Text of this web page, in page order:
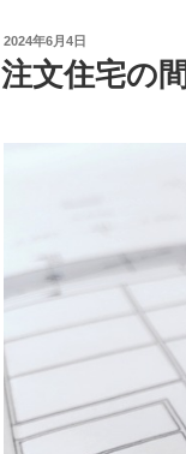
投
稿
日:
2024年6月4日
注文住宅の